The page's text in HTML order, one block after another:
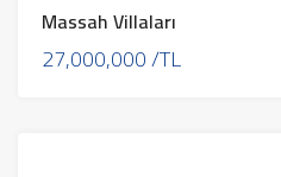
Massah Villaları
27,000,000 /TL